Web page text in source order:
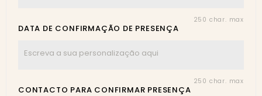
250 char. max
DATA DE CONFIRMAÇÃO DE PRESENÇA
250 char. max
CONTACTO PARA CONFIRMAR PRESENÇA